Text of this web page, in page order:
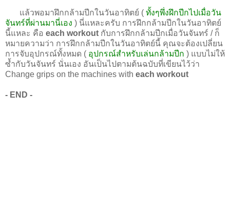
แล้วพอมาฝึกกล้ามปีกในวันอาทิตย์ ( ทั้งๆพึ่งฝึกปีกไปเมื่อวัน
จันทร์ที่ผ่านมานี่เอง ) นี่แหละครับ การฝึกกล้ามปีกในวันอาทิตย์
นี้แหละ คือ each workout กับการฝึกกล้ามปีกเมื่อวันจันทร์ / ก็
หมายความว่า การฝึกกล้ามปีกในวันอาทิตย์นี้ คุณจะต้องเปลี่ยน
การจับอุปกรณ์ทั้งหมด ( อุปกรณ์สำหรับเล่นกล้ามปีก ) แบบไม่ให้
ซ้ำกับวันจันทร์ นั่นเอง อันเป็นไปตามต้นฉบับที่เขียนไว้ว่า
Change grips on the machines with each workout
- END -